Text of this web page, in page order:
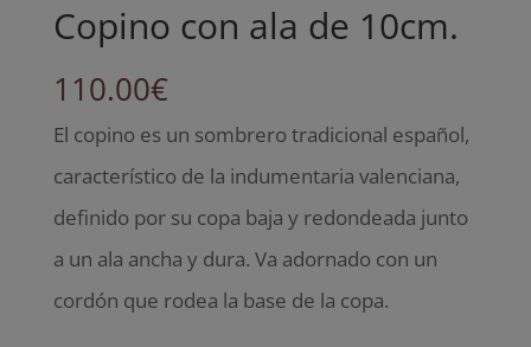
Copino con ala de 10cm.
110.00€
El copino es un sombrero tradicional español,
característico de la indumentaria valenciana,
definido por su copa baja y redondeada junto
a un ala ancha y dura. Va adornado con un
cordón que rodea la base de la copa.